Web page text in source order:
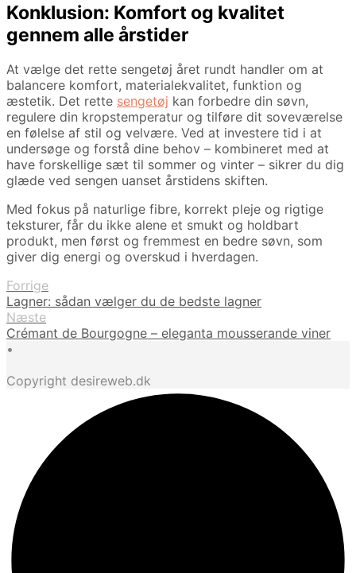
Konklusion: Komfort og kvalitet
gennem alle årstider
At vælge det rette sengetøj året rundt handler om at
balancere komfort, materialekvalitet, funktion og
æstetik. Det rette sengetøj kan forbedre din søvn,
regulere din kropstemperatur og tilføre dit soveværelse
en følelse af stil og velvære. Ved at investere tid i at
undersøge og forstå dine behov – kombineret med at
have forskellige sæt til sommer og vinter – sikrer du dig
glæde ved sengen uanset årstidens skiften.
Med fokus på naturlige fibre, korrekt pleje og rigtige
teksturer, får du ikke alene et smukt og holdbart
produkt, men først og fremmest en bedre søvn, som
giver dig energi og overskud i hverdagen.
Forrige
Lagner: sådan vælger du de bedste lagner
Næste
Crémant de Bourgogne – eleganta mousserande viner
•
Copyright desireweb.dk